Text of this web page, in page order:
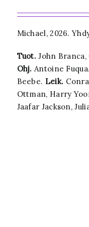
Michael, 2026.
Tuot. John
Ohj. Antoine Fuqua.
Beebe. Leik.
Ottman, Harry
Jaafar Jackson,